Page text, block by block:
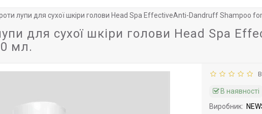
лупи для сухої шкіри голови Head Spa EffectiveAnti-Dandruff Shampoo for
для сухої шкіри голови Head Spa
мл.
В наявності
Виробник: